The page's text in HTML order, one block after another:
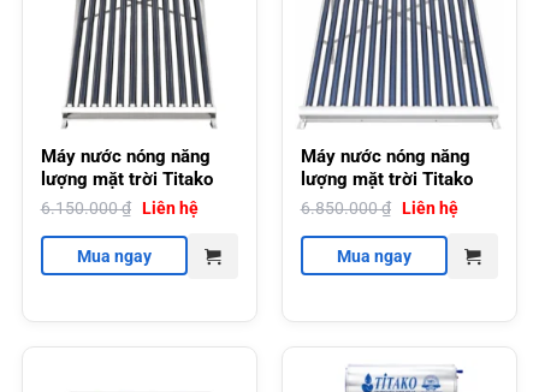
Máy nước nóng năng
lượng mặt trời Titako
120L
6.150.000₫ Liên hệ
Mua ngay
Máy nước nóng năng
lượng mặt trời Titako
160L
6.850.000₫ Liên hệ
Mua ngay